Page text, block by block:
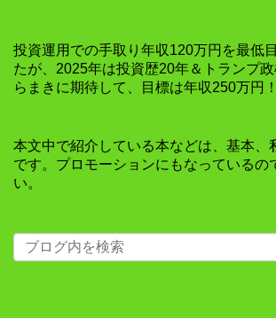
投資運用での手取り年収120万円を最低
たが、2025年は投資歴20年＆トランプ
らまきに期待して、目標は年収250万円！
本文中で紹介している本などは、基本、
です。プロモーションにもなっているの
い。